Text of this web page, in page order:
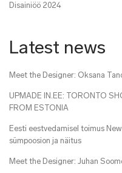
Disainiöö 2024
Latest news
Meet the Designer: Oksana
UPMADE IN.EE: TORONTO
FROM ESTONIA
Eesti eestvedamisel toimus
sümpoosion ja näitus
Meet the Designer: Juhan